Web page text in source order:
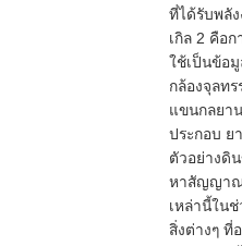
ที่ได้รับพลั
เกิล 2 คือ
ใช้เป็นข้อ
กล้องจุลท
แขนกลยา
ประกอบ ย
ตัวอย่างดิ
หาสัญญาณ
เหล่านี้ใน
สิ่งต่างๆ ที่